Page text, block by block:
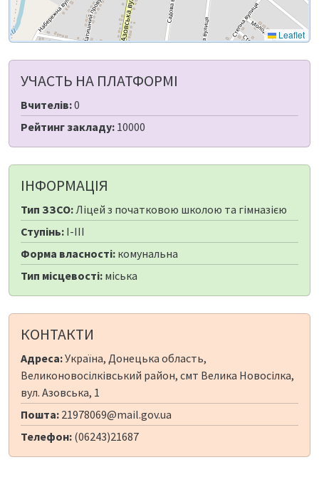
Leaflet
УЧАСТЬ НА ПЛАТФОРМІ
Вчителів:0
Рейтинг закладу: 10000
ІНФОРМАЦІЯ
Тип ЗЗСО:Ліцей з початковою школою та гімназією
Ступінь: I-III
Форма власності: комунальна
Тип місцевості: міська
КОНТАКТИ
Адреса:Україна, Донецька область,
Великоновосілківський район, смт Велика Новосілка,
вул. Азовська, 1
Пошта: 21978069@mail.gov.ua
Телефон: (06243)21687